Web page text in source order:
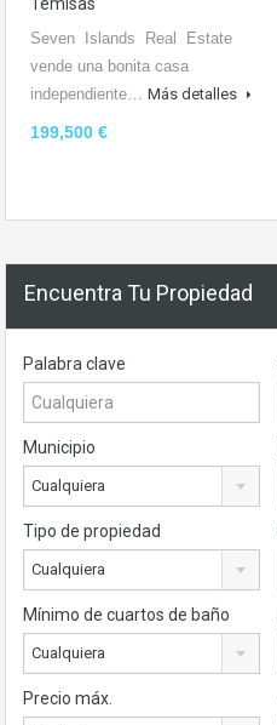
Seven Islands Real Estate
vende una bonita casa
independiente… Más detalles
199,500 €
Encuentra Tu Propiedad
Palabra clave
Municipio
Cualquiera
Tipo de propiedad
Cualquiera
Mínimo de cuartos de baño
Cualquiera
Precio máx.